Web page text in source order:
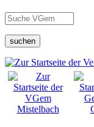
suchen